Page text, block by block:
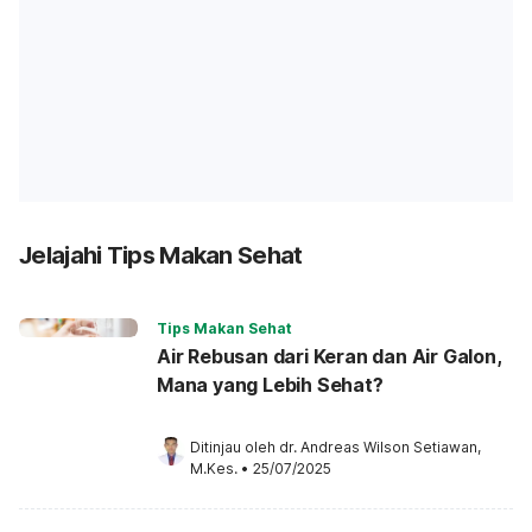
Jelajahi Tips Makan Sehat
Tips Makan Sehat
Air Rebusan dari Keran dan Air Galon,
Mana yang Lebih Sehat?
Ditinjau oleh dr. Andreas Wilson Setiawan,
M.Kes. • 25/07/2025